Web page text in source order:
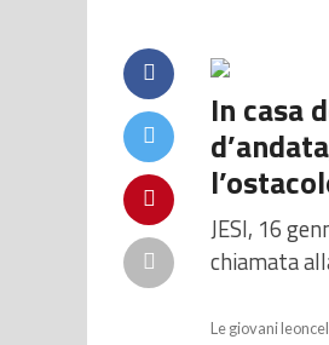
In casa
JESI, 16
chiamata
Le giovani